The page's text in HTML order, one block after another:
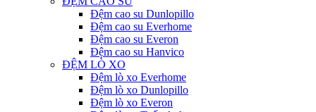
Đệm cao su Dunlopillo
Đệm cao su Everhome
Đệm cao su Everon
Đệm cao su Hanvico
ĐỆM LÒ XO
Đệm lò xo Everhome
Đệm lò xo Dunlopillo
Đệm lò xo Everon